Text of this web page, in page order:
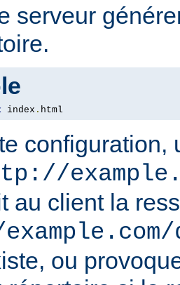
serveur
index . html
configuration,
au client la
ou